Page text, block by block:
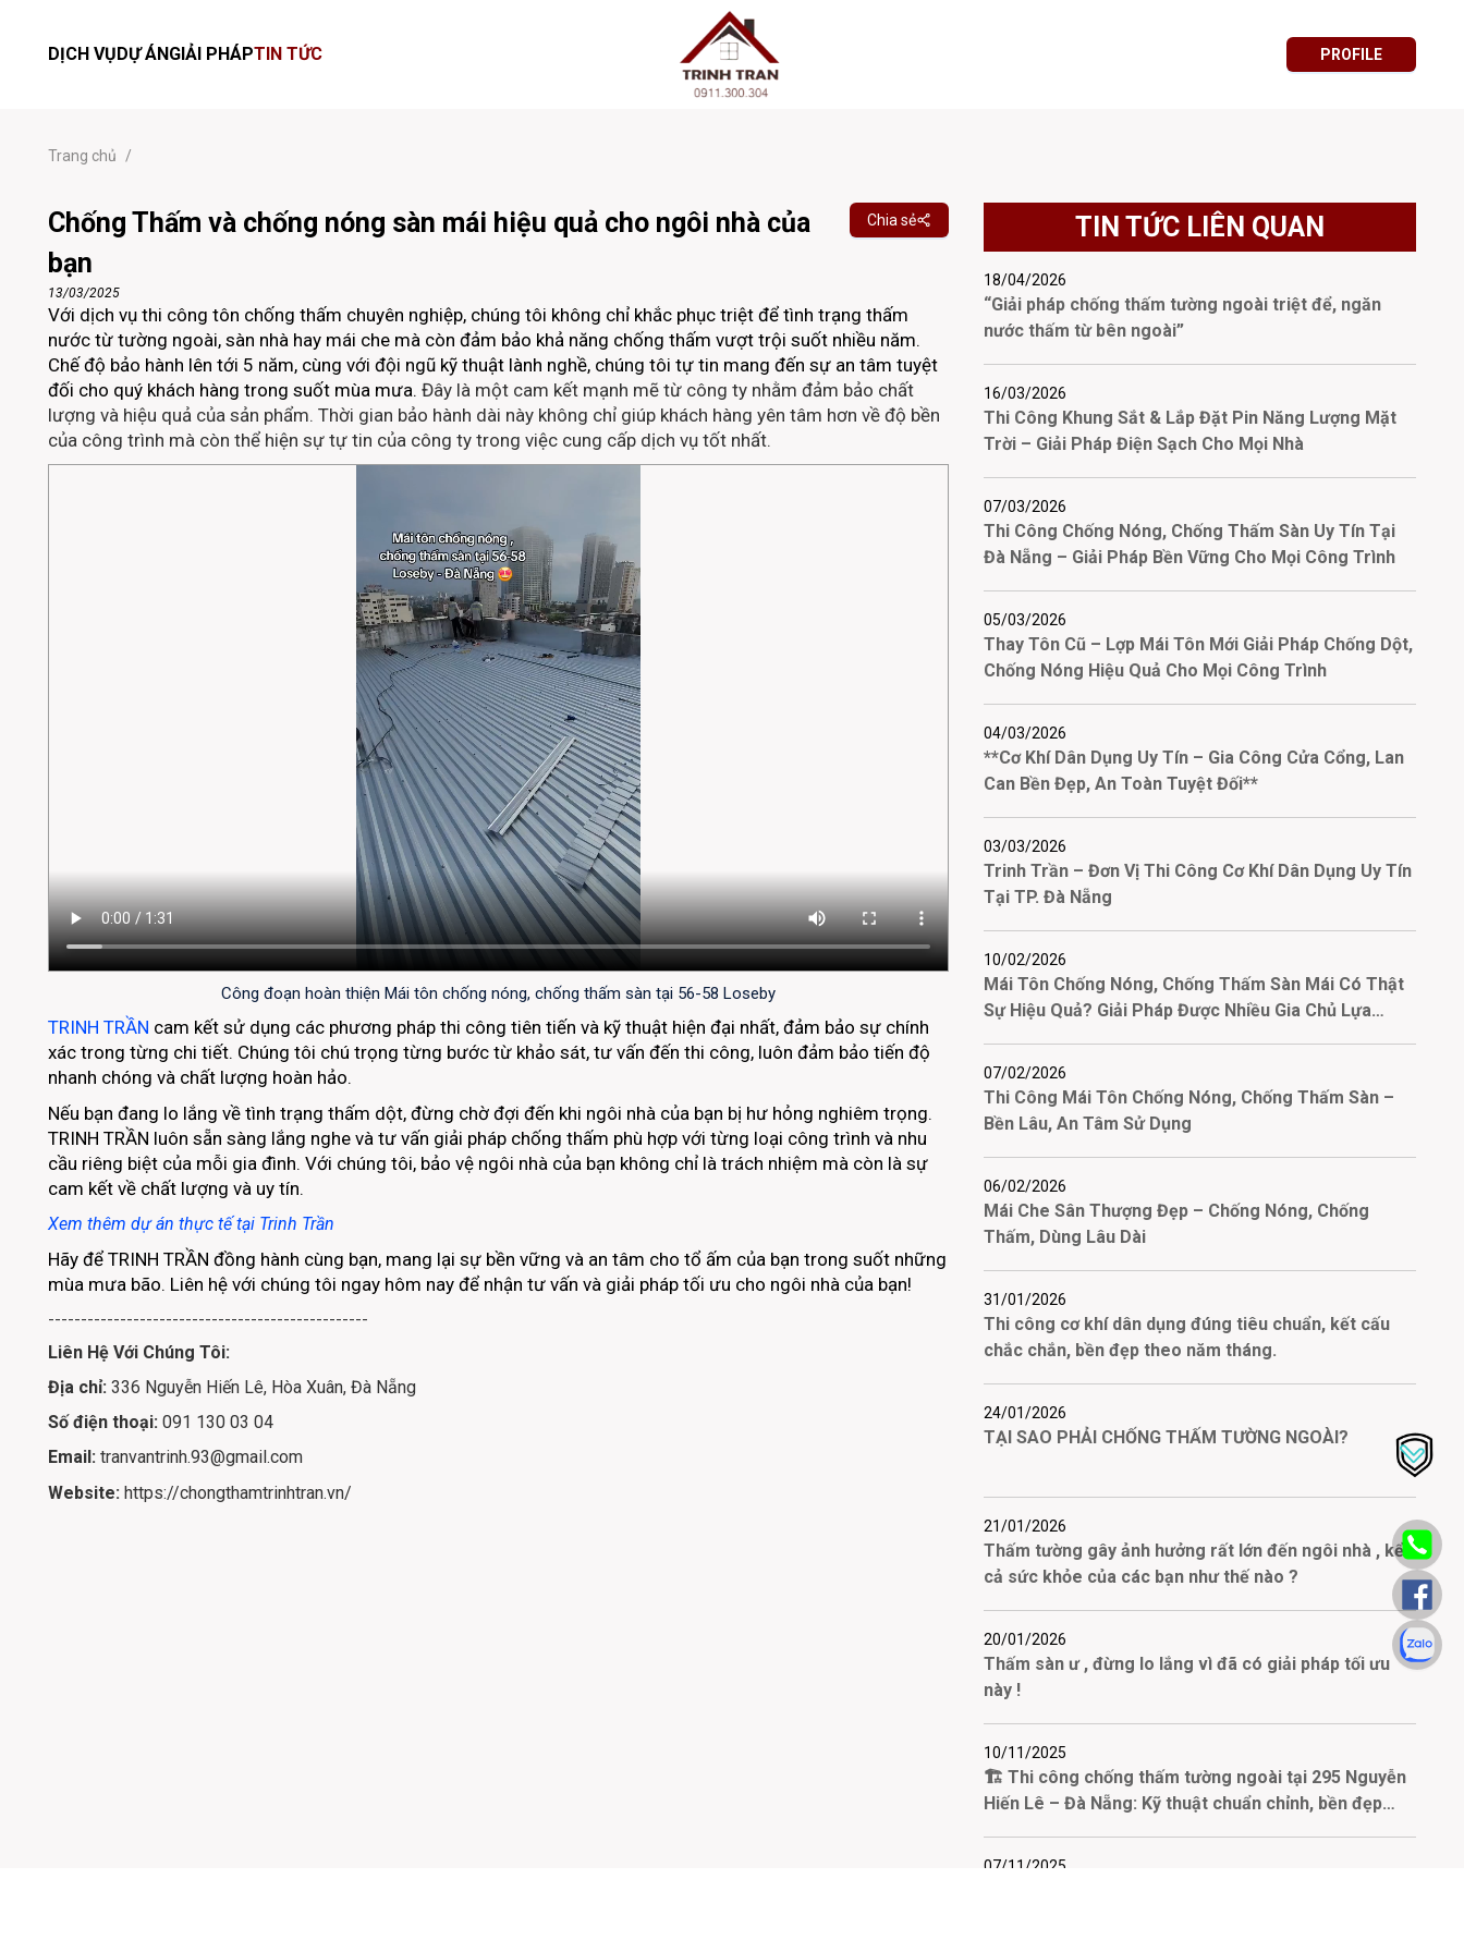
DỊCH VỤDỰ ÁNGIẢI PHÁPTIN TỨC PROFILE
Trang chủ /
Chống Thấm và chống nóng sàn mái hiệu quả cho ngôi nhà của
bạn
Chia sẻ
13/03/2025
Với dịch vụ thi công tôn chống thấm chuyên nghiệp, chúng tôi không chỉ khắc phục triệt để tình trạng thấm
nước từ tường ngoài, sàn nhà hay mái che mà còn đảm bảo khả năng chống thấm vượt trội suốt nhiều năm.
Chế độ bảo hành lên tới 5 năm, cùng với đội ngũ kỹ thuật lành nghề, chúng tôi tự tin mang đến sự an tâm tuyệt
đối cho quý khách hàng trong suốt mùa mưa. Đây là một cam kết mạnh mẽ từ công ty nhằm đảm bảo chất
lượng và hiệu quả của sản phẩm. Thời gian bảo hành dài này không chỉ giúp khách hàng yên tâm hơn về độ bền
của công trình mà còn thể hiện sự tự tin của công ty trong việc cung cấp dịch vụ tốt nhất.
Công đoạn hoàn thiện Mái tôn chống nóng, chống thấm sàn tại 56-58 Loseby
TRINH TRẦN cam kết sử dụng các phương pháp thi công tiên tiến và kỹ thuật hiện đại nhất, đảm bảo sự chính
xác trong từng chi tiết. Chúng tôi chú trọng từng bước từ khảo sát, tư vấn đến thi công, luôn đảm bảo tiến độ
nhanh chóng và chất lượng hoàn hảo.
Nếu bạn đang lo lắng về tình trạng thấm dột, đừng chờ đợi đến khi ngôi nhà của bạn bị hư hỏng nghiêm trọng.
TRINH TRẦN luôn sẵn sàng lắng nghe và tư vấn giải pháp chống thấm phù hợp với từng loại công trình và nhu
cầu riêng biệt của mỗi gia đình. Với chúng tôi, bảo vệ ngôi nhà của bạn không chỉ là trách nhiệm mà còn là sự
cam kết về chất lượng và uy tín.
Xem thêm dự án thực tế tại Trinh Trần
Hãy để TRINH TRẦN đồng hành cùng bạn, mang lại sự bền vững và an tâm cho tổ ấm của bạn trong suốt những
mùa mưa bão. Liên hệ với chúng tôi ngay hôm nay để nhận tư vấn và giải pháp tối ưu cho ngôi nhà của bạn!
-------------------------------------------------
Liên Hệ Với Chúng Tôi:
Địa chỉ: 336 Nguyễn Hiến Lê, Hòa Xuân, Đà Nẵng
Số điện thoại: 091 130 03 04
Email: tranvantrinh.93@gmail.com
Website: https://chongthamtrinhtran.vn/
TIN TỨC LIÊN QUAN
18/04/2026
“Giải pháp chống thấm tường ngoài triệt để, ngăn
nước thấm từ bên ngoài”
16/03/2026
Thi Công Khung Sắt & Lắp Đặt Pin Năng Lượng Mặt
Trời – Giải Pháp Điện Sạch Cho Mọi Nhà
07/03/2026
Thi Công Chống Nóng, Chống Thấm Sàn Uy Tín Tại
Đà Nẵng – Giải Pháp Bền Vững Cho Mọi Công Trình
05/03/2026
Thay Tôn Cũ – Lợp Mái Tôn Mới Giải Pháp Chống Dột,
Chống Nóng Hiệu Quả Cho Mọi Công Trình
04/03/2026
**Cơ Khí Dân Dụng Uy Tín – Gia Công Cửa Cổng, Lan
Can Bền Đẹp, An Toàn Tuyệt Đối**
03/03/2026
Trinh Trần – Đơn Vị Thi Công Cơ Khí Dân Dụng Uy Tín
Tại TP. Đà Nẵng
10/02/2026
Mái Tôn Chống Nóng, Chống Thấm Sàn Mái Có Thật
Sự Hiệu Quả? Giải Pháp Được Nhiều Gia Chủ Lựa
07/02/2026
Thi Công Mái Tôn Chống Nóng, Chống Thấm Sàn –
Bền Lâu, An Tâm Sử Dụng
06/02/2026
Mái Che Sân Thượng Đẹp – Chống Nóng, Chống
Thấm, Dùng Lâu Dài
31/01/2026
Thi công cơ khí dân dụng đúng tiêu chuẩn, kết cấu
chắc chắn, bền đẹp theo năm tháng.
24/01/2026
TẠI SAO PHẢI CHỐNG THẤM TƯỜNG NGOÀI?
21/01/2026
Thấm tường gây ảnh hưởng rất lớn đến ngôi nhà , kể
cả sức khỏe của các bạn như thế nào ?
20/01/2026
Thấm sàn ư , đừng lo lắng vì đã có giải pháp tối ưu
này !
10/11/2025
🏗️ Thi công chống thấm tường ngoài tại 295 Nguyễn
Hiến Lê – Đà Nẵng: Kỹ thuật chuẩn chỉnh, bền đẹp
07/11/2025